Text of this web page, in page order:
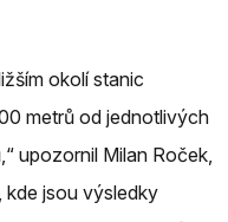
okolí stanic
metrů od jednotlivých
upozornil Milan Roček,
jsou výsledky